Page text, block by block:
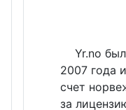
Yr.no был
2007 года
счет
за